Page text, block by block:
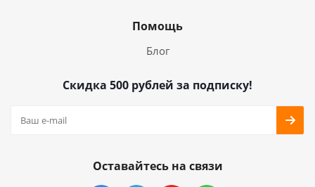
Помощь
Блог
Скидка 500 рублей за подписку!
Оставайтесь на связи